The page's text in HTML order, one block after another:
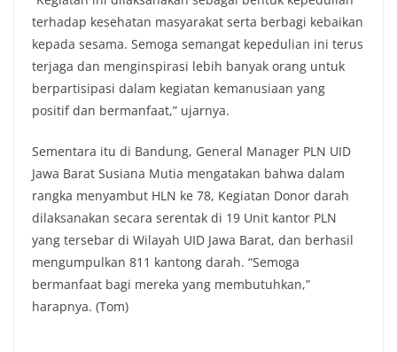
terhadap kesehatan masyarakat serta berbagi kebaikan
kepada sesama. Semoga semangat kepedulian ini terus
terjaga dan menginspirasi lebih banyak orang untuk
berpartisipasi dalam kegiatan kemanusiaan yang
positif dan bermanfaat,” ujarnya.
Sementara itu di Bandung, General Manager PLN UID
Jawa Barat Susiana Mutia mengatakan bahwa dalam
rangka menyambut HLN ke 78, Kegiatan Donor darah
dilaksanakan secara serentak di 19 Unit kantor PLN
yang tersebar di Wilayah UID Jawa Barat, dan berhasil
mengumpulkan 811 kantong darah. “Semoga
bermanfaat bagi mereka yang membutuhkan,”
harapnya. (Tom)